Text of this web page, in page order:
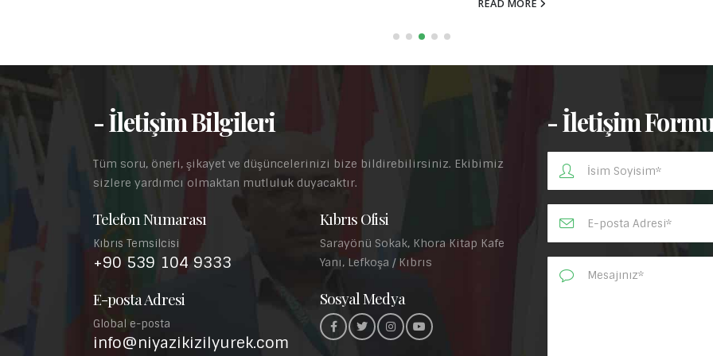
READ MORE
- İletişim Bilgileri
Tüm soru, öneri, şikayet ve düşüncelerinizi bize bildirebilirsiniz. Ekibimiz
sizlere yardımcı olmaktan mutluluk duyacaktır.
Telefon Numarası
Kıbrıs Temsilcisi
+90 539 104 9333
E-posta Adresi
Global e-posta
info@niyazikizilyurek.com
Kıbrıs Ofisi
Sarayönü Sokak, Khora Kitap Kafe
Yanı, Lefkoşa / Kıbrıs
Sosyal Medya
- İletişim